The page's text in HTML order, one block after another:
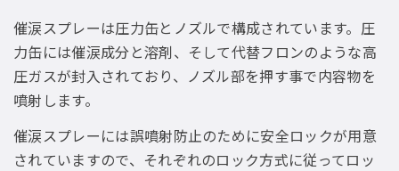
催涙スプレーは圧力缶とノズルで構成されています。圧
力缶には催涙成分と溶剤、そして代替フロンのような高
圧ガスが封入されており、ノズル部を押す事で内容物を
噴射します。
催涙スプレーには誤噴射防止のために安全ロックが用意
されていますので、それぞれのロック方式に従ってロッ